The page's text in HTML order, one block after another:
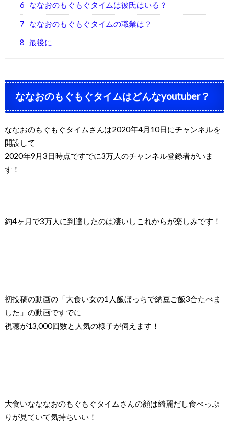
6 ななおのもぐもぐタイムは彼氏はいる？
7 ななおのもぐもぐタイムの職業は？
8 最後に
ななおのもぐもぐタイムはどんなyoutuber？
ななおのもぐもぐタイムさんは2020年4月10日にチャンネルを
開設して
2020年9月3日時点ですでに3万人のチャンネル登録者がいま
す！
約4ヶ月で3万人に到達したのは凄いしこれからが楽しみです！
初投稿の動画の「大食い女の1人飯ぼっちで納豆ご飯3合たべま
した」の動画ですでに
視聴が13,000回数と人気の様子が伺えます！
大食いなななおのもぐもぐタイムさんの顔は綺麗だし食べっぷ
りが見ていて気持ちいい！